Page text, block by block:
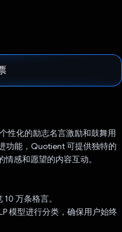
性化的励志名言激励和鼓舞用
功能，Quotient 可提供独特的
感和愿望的内容互动。
万条格言。
模型进行分类，确保用户始终